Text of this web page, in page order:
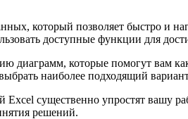
который позволяет быстро и
доступные функции для
диаграмм, которые помогут вам
наиболее подходящий
Excel существенно упростят вашу
решений.